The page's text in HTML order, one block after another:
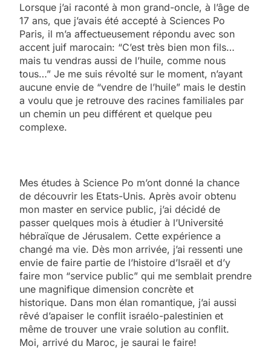
Lorsque j’ai raconté à mon grand-oncle, à l’âge de
17 ans, que j’avais été accepté à Sciences Po
Paris, il m’a affectueusement répondu avec son
accent juif marocain: “C’est très bien mon fils…
mais tu vendras aussi de l’huile, comme nous
tous…” Je me suis révolté sur le moment, n’ayant
aucune envie de “vendre de l’huile” mais le destin
a voulu que je retrouve des racines familiales par
un chemin un peu différent et quelque peu
complexe.
Mes études à Science Po m’ont donné la chance
de découvrir les Etats-Unis. Après avoir obtenu
mon master en service public, j’ai décidé de
passer quelques mois à étudier à l’Université
hébraïque de Jérusalem. Cette expérience a
changé ma vie. Dès mon arrivée, j’ai ressenti une
envie de faire partie de l’histoire d’Israël et d’y
faire mon “service public” qui me semblait prendre
une magnifique dimension concrète et
historique. Dans mon élan romantique, j’ai aussi
rêvé d’apaiser le conflit israélo-palestinien et
même de trouver une vraie solution au conflit.
Moi, arrivé du Maroc, je saurai le faire!